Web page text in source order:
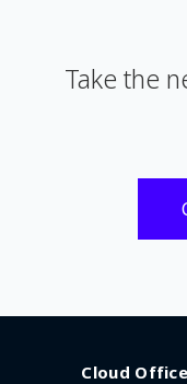
Take the
Cloud Office